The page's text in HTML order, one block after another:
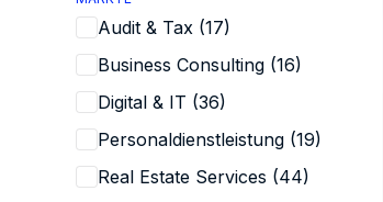
Audit & Tax (17)
Business Consulting (16)
Digital & IT (36)
Personaldienstleistung (19)
Real Estate Services (44)